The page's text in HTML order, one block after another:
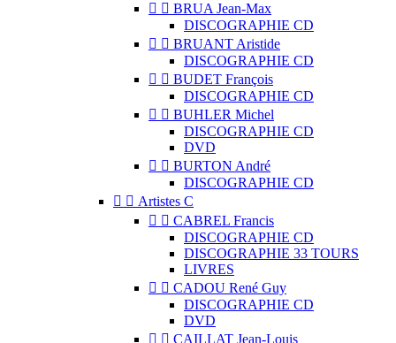
  BRUA Jean-Max
DISCOGRAPHIE CD
  BRUANT Aristide
DISCOGRAPHIE CD
  BUDET François
DISCOGRAPHIE CD
  BUHLER Michel
DISCOGRAPHIE CD
DVD
  BURTON André
DISCOGRAPHIE CD
  Artistes C
  CABREL Francis
DISCOGRAPHIE CD
DISCOGRAPHIE 33 TOURS
LIVRES
  CADOU René Guy
DISCOGRAPHIE CD
DVD
  CAILLAT Jean-Louis